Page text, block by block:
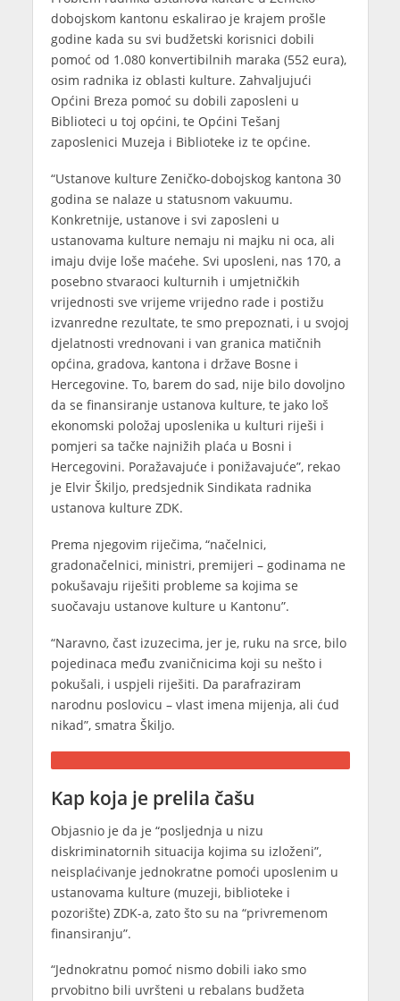
dobojskom kantonu eskalirao je krajem prošle
godine kada su svi budžetski korisnici dobili
pomoć od 1.080 konvertibilnih maraka (552 eura),
osim radnika iz oblasti kulture. Zahvaljujući
Općini Breza pomoć su dobili zaposleni u
Biblioteci u toj općini, te Općini Tešanj
zaposlenici Muzeja i Biblioteke iz te općine.
“Ustanove kulture Zeničko-dobojskog kantona 30
godina se nalaze u statusnom vakuumu.
Konkretnije, ustanove i svi zaposleni u
ustanovama kulture nemaju ni majku ni oca, ali
imaju dvije loše maćehe. Svi uposleni, nas 170, a
posebno stvaraoci kulturnih i umjetničkih
vrijednosti sve vrijeme vrijedno rade i postižu
izvanredne rezultate, te smo prepoznati, i u svojoj
djelatnosti vrednovani i van granica matičnih
općina, gradova, kantona i države Bosne i
Hercegovine. To, barem do sad, nije bilo dovoljno
da se finansiranje ustanova kulture, te jako loš
ekonomski položaj uposlenika u kulturi riješi i
pomjeri sa tačke najnižih plaća u Bosni i
Hercegovini. Poražavajuće i ponižavajuće”, rekao
je Elvir Škiljo, predsjednik Sindikata radnika
ustanova kulture ZDK.
Prema njegovim riječima, “načelnici,
gradonačelnici, ministri, premijeri – godinama ne
pokušavaju riješiti probleme sa kojima se
suočavaju ustanove kulture u Kantonu”.
“Naravno, čast izuzecima, jer je, ruku na srce, bilo
pojedinaca među zvaničnicima koji su nešto i
pokušali, i uspjeli riješiti. Da parafraziram
narodnu poslovicu – vlast imena mijenja, ali ćud
nikad”, smatra Škiljo.
Kap koja je prelila čašu
Objasnio je da je “posljednja u nizu
diskriminatornih situacija kojima su izloženi”,
neisplaćivanje jednokratne pomoći uposlenim u
ustanovama kulture (muzeji, biblioteke i
pozorište) ZDK-a, zato što su na “privremenom
finansiranju”.
“Jednokratnu pomoć nismo dobili iako smo
prvobitno bili uvršteni u rebalans budžeta